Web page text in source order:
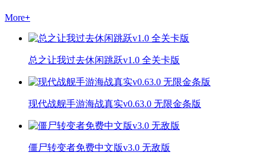
More+
总之让我过去休闲跳跃v1.0 全关卡版
现代战舰手游海战真实v0.63.0 无限金条版
僵尸转变者免费中文版v3.0 无敌版